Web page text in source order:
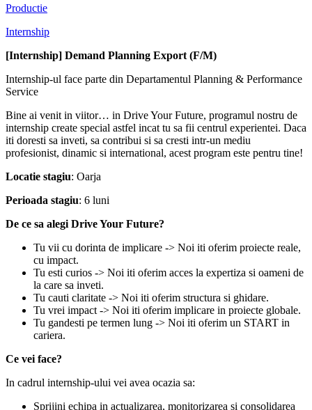
Productie
Internship
[Internship] Demand Planning Export (F/M)
Internship-ul face parte din Departamentul Planning & Performance
Service
Bine ai venit in viitor… in Drive Your Future, programul nostru de
internship create special astfel incat tu sa fii centrul experientei. Daca
iti doresti sa inveti, sa contribui si sa cresti intr-un mediu
profesionist, dinamic si international, acest program este pentru tine!
Locatie stagiu: Oarja
Perioada stagiu: 6 luni
De ce sa alegi Drive Your Future?
Tu vii cu dorinta de implicare -> Noi iti oferim proiecte reale,
cu impact.
Tu esti curios -> Noi iti oferim acces la expertiza si oameni de
la care sa inveti.
Tu cauti claritate -> Noi iti oferim structura si ghidare.
Tu vrei impact -> Noi iti oferim implicare in proiecte globale.
Tu gandesti pe termen lung -> Noi iti oferim un START in
cariera.
Ce vei face?
In cadrul internship-ului vei avea ocazia sa:
Sprijini echipa in actualizarea, monitorizarea si consolidarea